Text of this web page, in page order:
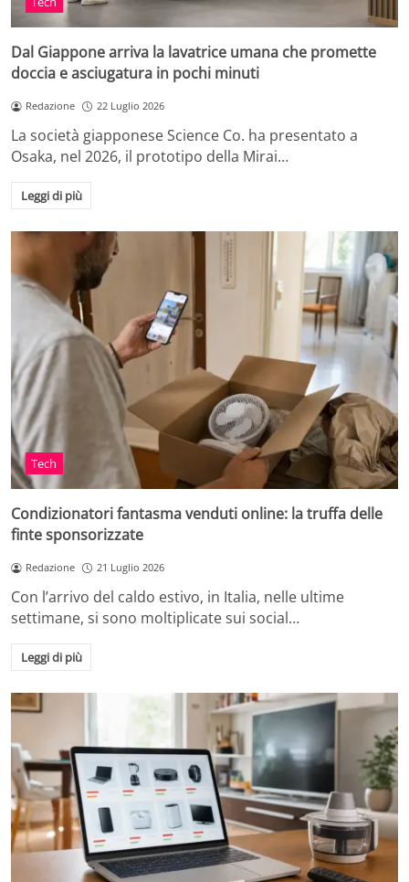
Dal Giappone arriva la lavatrice umana che promette
doccia e asciugatura in pochi minuti
Redazione 22 Luglio 2026
La società giapponese Science Co. ha presentato a
Osaka, nel 2026, il prototipo della Mirai…
Leggi di più
Tech
Condizionatori fantasma venduti online: la truffa delle
finte sponsorizzate
Redazione 21 Luglio 2026
Con l’arrivo del caldo estivo, in Italia, nelle ultime
settimane, si sono moltiplicate sui social…
Leggi di più